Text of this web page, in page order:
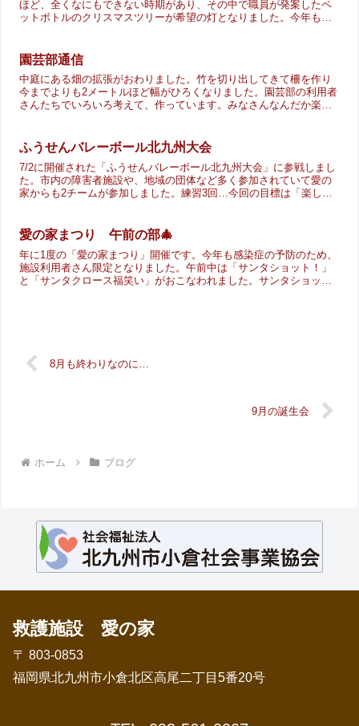
ほど、全くなにもできない時期があり、その中で職員が発案したペ
ットボトルのクリスマスツリーが希望の灯となりました。今年もペ
園芸部通信
中庭にある畑の拡張がおわりました。竹を切り出してきて柵を作り
今までよりも2メートルほど幅がひろくなりました。園芸部の利用者
さんたちでいろいろ考えて、作っています。みなさんなんだか楽し
ふうせんバレーボール北九州大会
7/2に開催された「ふうせんバレーボール北九州大会」に参戦しまし
た。市内の障害者施設や、地域の団体など多く参加されていて愛の
家からも2チームが参加しました。練習3回…今回の目標は「楽しく
愛の家まつり 午前の部🎄
年に1度の「愛の家まつり」開催です。今年も感染症の予防のため、
施設利用者さん限定となりました。午前中は「サンタショット！」
と「サンタクロース福笑い」がおこなわれました。サンタショット
8月も終わりなのに…
9月の誕生会
ホーム ブログ
救護施設 愛の家
〒 803-0853
福岡県北九州市小倉北区高尾二丁目5番20号